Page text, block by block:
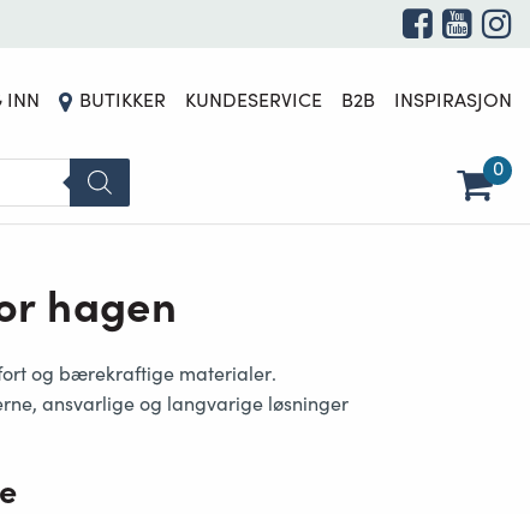
INN BUTIKKER KUNDESERVICE B2B INSPIRASJON
0
hagen
og bærekraftige materialer.
ansvarlige og langvarige løsninger